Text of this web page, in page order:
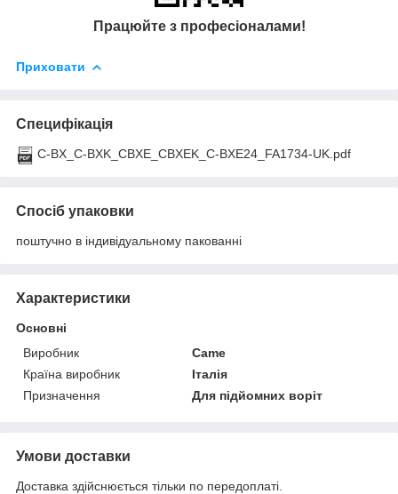
Працюйте з професіоналами!
Приховати
Специфікація
C-BX_C-BXK_CBXE_CBXEK_C-BXE24_FA1734-UK.pdf
Спосіб упаковки
поштучно в індивідуальному пакованні
Характеристики
Основні
Виробник
Came
Країна виробник
Італія
Призначення
Для підйомних воріт
Умови доставки
Доставка здійснюється тільки по передоплаті.